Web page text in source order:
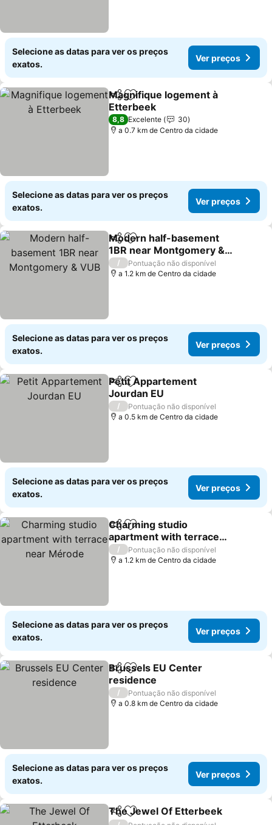
Selecione as datas para ver os preços
exatos.
Ver preços
PartilharAdicionar aos favoritos
Magnifique logement à
Etterbeek
Ver preços
8,8 Excelente
30
a 0.7 km de Centro da cidade
Selecione as datas para ver os preços
exatos.
Ver preços
PartilharAdicionar aos favoritos
Modern half-basement
1BR near Montgomery &
VUB
Ver preços
/
Pontuação não disponível
a 1.2 km de Centro da cidade
Selecione as datas para ver os preços
exatos.
Ver preços
PartilharAdicionar aos favoritos
Petit Appartement
Jourdan EU
Ver preços
/
Pontuação não disponível
a 0.5 km de Centro da cidade
Selecione as datas para ver os preços
exatos.
Ver preços
PartilharAdicionar aos favoritos
Charming studio
apartment with terrace
near Mérode
Ver preços
/
Pontuação não disponível
a 1.2 km de Centro da cidade
Selecione as datas para ver os preços
exatos.
Ver preços
PartilharAdicionar aos favoritos
Brussels EU Center
residence
Ver preços
/
Pontuação não disponível
a 0.8 km de Centro da cidade
Selecione as datas para ver os preços
exatos.
Ver preços
PartilharAdicionar aos favoritos
The Jewel Of Etterbeek